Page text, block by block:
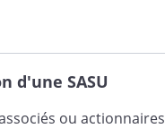
liquidateur
des
d'une SASU
ou actionnaires